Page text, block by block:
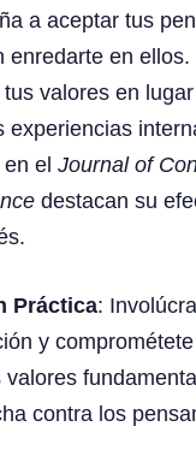
a aceptar tus
enredarte en
valores en
experiencias
el Journal of
destacan su
Práctica:
y
valores
contra los